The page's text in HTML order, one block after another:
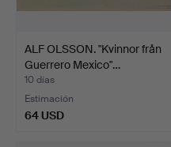
ALF OLSSON. "Kvinnor från
Guerrero Mexico"…
10 días
Estimación
64 USD